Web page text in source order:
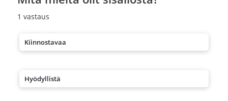
1 vastaus
Kiinnostavaa
Hyödyllistä